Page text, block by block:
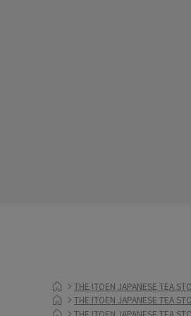
THE ITOEN JAPANESE TEA
THE ITOEN JAPANESE TEA
THE ITOEN JAPANESE TEA